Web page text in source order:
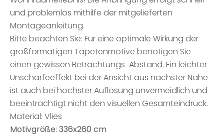
und problemlos mithilfe der mitgelieferten
Montageanleitung.
Bitte beachten Sie: Für eine optimale Wirkung der
großformatigen Tapetenmotive benötigen Sie
einen gewissen Betrachtungs-Abstand. Ein leichter
Unschärfeeffekt bei der Ansicht aus nächster Nähe
ist auch bei höchster Auflösung unvermeidlich und
beeinträchtigt nicht den visuellen Gesamteindruck.
Material: Vlies
Motivgröße: 336x260 cm